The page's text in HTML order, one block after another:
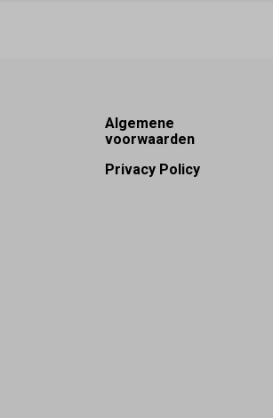
Footer
Algemene
voorwaarden
Privacy Policy